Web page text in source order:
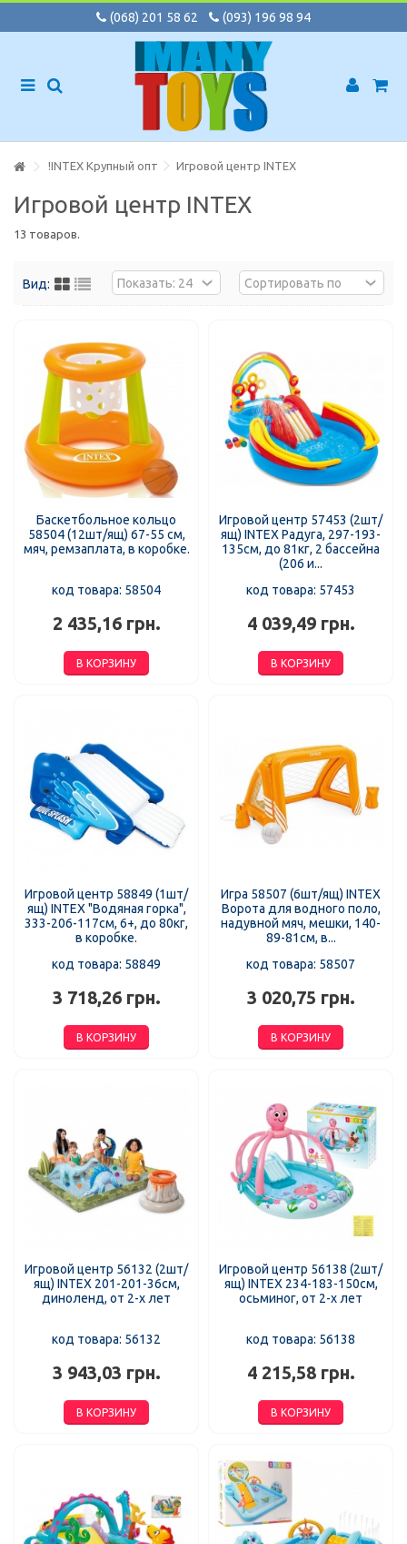
(068) 201 58 62 (093) 196 98 94
!INTEX Крупный опт Игровой центр INTEX
Игровой центр INTEX
13 товаров.
Вид:
Баскетбольное кольцо
58504 (12шт/ящ) 67-55 см,
мяч, ремзаплата, в коробке.
код товара: 58504
2 435,16 грн.
В КОРЗИНУ
Игровой центр 57453 (2шт/
ящ) INTEX Радуга, 297-193-
135см, до 81кг, 2 бассейна
(206 и...
код товара: 57453
4 039,49 грн.
В КОРЗИНУ
Игровой центр 58849 (1шт/
ящ) INTEX "Водяная горка",
333-206-117см, 6+, до 80кг,
в коробке.
код товара: 58849
3 718,26 грн.
В КОРЗИНУ
Игра 58507 (6шт/ящ) INTEX
Ворота для водного поло,
надувной мяч, мешки, 140-
89-81см, в...
код товара: 58507
3 020,75 грн.
В КОРЗИНУ
Игровой центр 56132 (2шт/
ящ) INTEX 201-201-36см,
диноленд, от 2-х лет
код товара: 56132
3 943,03 грн.
В КОРЗИНУ
Игровой центр 56138 (2шт/
ящ) INTEX 234-183-150см,
осьминог, от 2-х лет
код товара: 56138
4 215,58 грн.
В КОРЗИНУ